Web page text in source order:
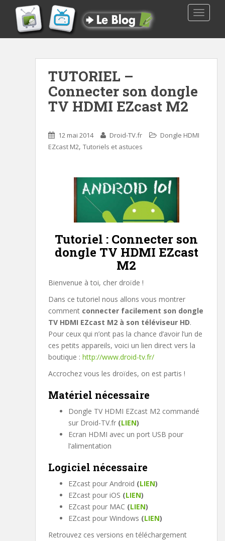
TUTORIEL –
Connecter son dongle
TV HDMI EZcast M2
12 mai 2014 Droid-TV.fr
Dongle HDMI
EZcast M2, Tutoriels et astuces
Tutoriel : Connecter son
dongle TV HDMI EZcast
M2
Bienvenue à toi, cher droïde !
Dans ce tutoriel nous allons vous montrer
comment connecter facilement son dongle
TV HDMI EZcast M2 à son téléviseur HD.
Pour ceux qui n’ont pas la chance d’avoir l’un de
ces petits appareils, voici un lien direct vers la
boutique : http://www.droid-tv.fr/
Accrochez vous les droïdes, on est partis !
Matériel nécessaire
Dongle TV HDMI EZcast M2 commandé
sur Droid-TV.fr (LIEN)
Ecran HDMI avec un port USB pour
l’alimentation
Logiciel nécessaire
EZcast pour Android (LIEN)
EZcast pour iOS (LIEN)
EZcast pour MAC (LIEN)
EZcast pour Windows (LIEN)
Retrouvez ces versions en téléchargement